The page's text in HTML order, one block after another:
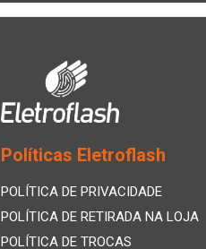
Políticas Eletroflash
POLÍTICA DE PRIVACIDADE
POLÍTICA DE RETIRADA NA LOJA
POLÍTICA DE TROCAS